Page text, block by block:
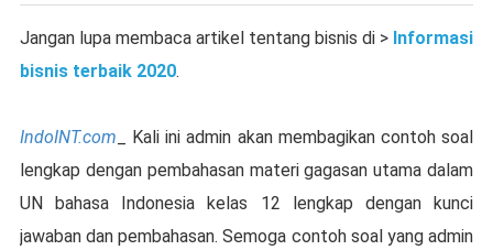
Jangan lupa membaca artikel tentang bisnis di > Informasi
bisnis terbaik 2020.
IndoINT.com _ Kali ini admin akan membagikan contoh soal
lengkap dengan pembahasan materi gagasan utama dalam
UN bahasa Indonesia kelas 12 lengkap dengan kunci
jawaban dan pembahasan. Semoga contoh soal yang admin